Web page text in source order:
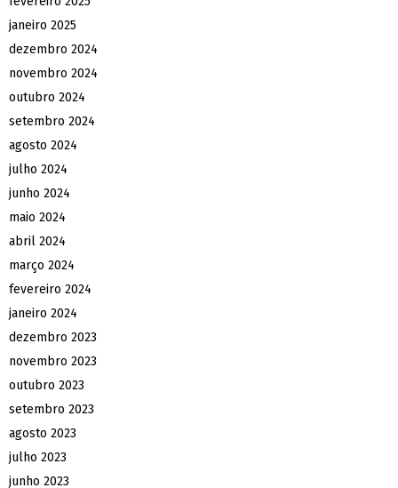
janeiro 2025
dezembro 2024
novembro 2024
outubro 2024
setembro 2024
agosto 2024
julho 2024
junho 2024
maio 2024
abril 2024
março 2024
fevereiro 2024
janeiro 2024
dezembro 2023
novembro 2023
outubro 2023
setembro 2023
agosto 2023
julho 2023
junho 2023